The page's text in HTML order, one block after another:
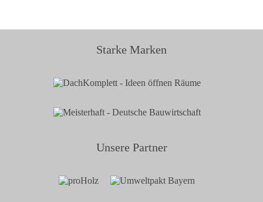
Starke Marken
Unsere Partner